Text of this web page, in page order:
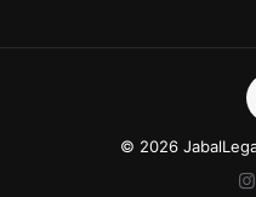
© 2026